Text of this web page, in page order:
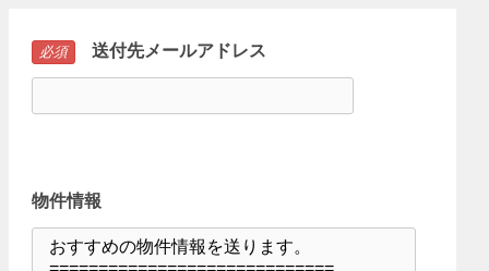
必須 送付先メールアドレス
物件情報